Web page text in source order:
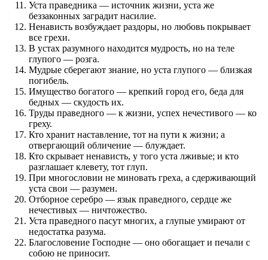
Уста праведника — источник жизни, уста же
беззаконных заградит насилие.
Ненависть возбуждает раздоры, но любовь покрывает
все грехи.
В устах разумного находится мудрость, но на теле
глупого — розга.
Мудрые сберегают знание, но уста глупого — близкая
погибель.
Имущество богатого — крепкий город его, беда для
бедных — скудость их.
Труды праведного — к жизни, успех нечестивого — ко
греху.
Кто хранит наставление, тот на пути к жизни; а
отвергающий обличение — блуждает.
Кто скрывает ненависть, у того уста лживые; и кто
разглашает клевету, тот глуп.
При многословии не миновать греха, а сдерживающий
уста свои — разумен.
Отборное серебро — язык праведного, сердце же
нечестивых — ничтожество.
Уста праведного пасут многих, а глупые умирают от
недостатка разума.
Благословение Господне — оно обогащает и печали с
собою не приносит.